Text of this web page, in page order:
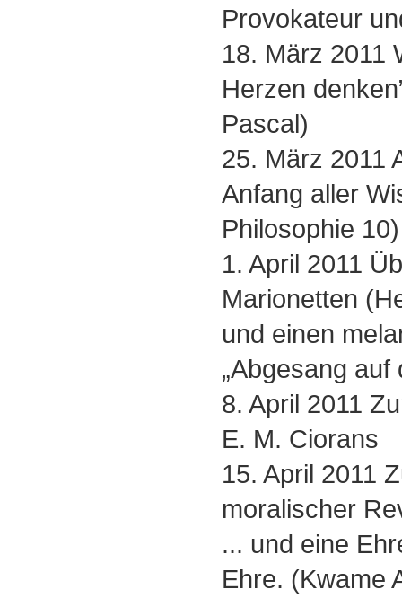
Provokateur
18. März 2011
Herzen
Pascal)
25. März 2011
Anfang aller
Philosophie 10)
1. April 2011
Marionetten
und einen
„Abgesang auf
8. April 2011
E. M. Ciorans
15. April 2011
moralischer
... und eine
Ehre. (Kwame